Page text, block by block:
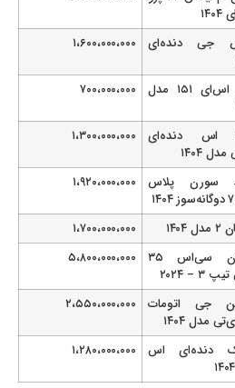
دنده‌ای
۱،۶۰۰،۰۰۰،۰۰۰
پراید اس‌ای ۱۵۱ مدل
۷۰۰،۰۰۰،۰۰۰
اس دنده‌ای
۱،۳۰۰،۰۰۰،۰۰۰
پلاس
۱،۹۲۰،۰۰۰،۰۰۰
۱،۷۰۰،۰۰۰،۰۰۰
چانگان سی‌اس ۳۵
۵،۸۰۰،۰۰۰،۰۰۰
جی اتومات
۱۴۰۴
۲،۵۵۰،۰۰۰،۰۰۰
اس
۱،۲۸۰،۰۰۰،۰۰۰